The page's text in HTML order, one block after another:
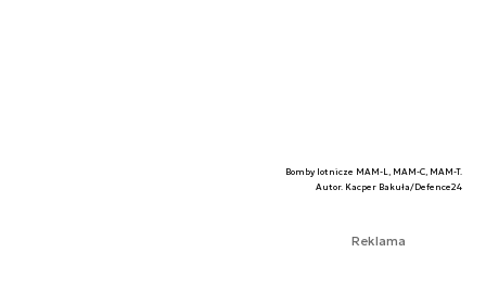
Bomby lotnicze MAM-L, MAM-C, MAM-T.
Autor. Kacper Bakuła/Defence24
Reklama